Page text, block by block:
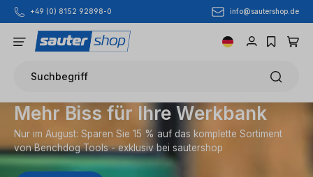
Zum Hauptinhalt springen
+49 (0) 8152 92898-0 info@sautershop.de
Suchbegriff
Mehr Biss für Ihre Werkbank
Nur im August: Sparen Sie 15 % auf das komplette Sortiment
von Benchdog Tools - exklusiv bei sautershop